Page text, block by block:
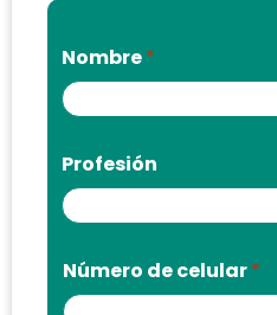
Nombre*
Profesión
Número de celular*